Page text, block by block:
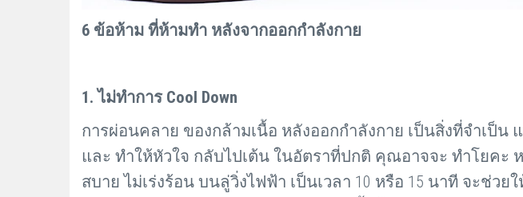
6 ข้อห้าม ที่ห้ามทำ หลังจากออกกำลังกาย
1. ไม่ทำการ Cool Down
การผ่อนคลาย ของกล้ามเนื้อ หลังออกกำลังกาย เป็นสิ่งที่จำเป็น
และ ทำให้หัวใจ กลับไปเต้น ในอัตราที่ปกติ คุณอาจจะ ทำโยคะ
สบาย ไม่เร่งร้อน บนลู่วิ่งไฟฟ้า เป็นเวลา 10 หรือ 15 นาที จะช่ว